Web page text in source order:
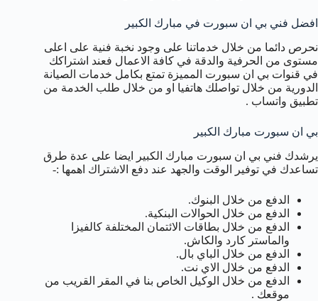
افضل فني بي ان سبورت في مبارك الكبير
نحرص دائما من خلال خدماتنا على وجود نخبة فنية على اعلى
مستوى من الحرفية والدقة في كافة الاعمال فعند اشتراكك
في قنوات بي ان سبورت المميزة تمتع بكامل خدمات الصيانة
الدورية من خلال تواصلك هاتفيا او من خلال طلب الخدمة من
تطبيق واتساب .
بي ان سبورت مبارك الكبير
يرشدك فني بي ان سبورت مبارك الكبير ايضا على عدة طرق
تساعدك في توفير الوقت والجهد عند دفع الاشتراك اهمها :-
الدفع من خلال البنوك.
الدفع من خلال الحوالات البنكية.
الدفع من خلال بطاقات الائتمان المختلفة كالفيزا
والماستر كارد والكاش.
الدفع من خلال الباي بال.
الدفع من خلال الاي نت.
الدفع من خلال الوكيل الخاص بنا في المقر القريب من
موقعك .